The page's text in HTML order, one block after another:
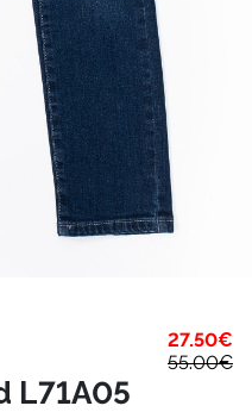
27.50€
55.00€
L71A05